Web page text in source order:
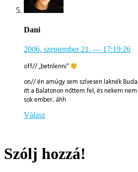
Dani
2006. szeptember 21. — 17:19:26
off// „betnlenni“
on// én amúgy sem szívesen laknék
itt a Balatonon nőttem fel, és nekem
sok ember.. áhh
Válasz
Szólj hozzá!